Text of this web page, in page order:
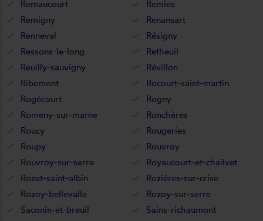
Remaucourt
Remies
Remigny
Renansart
Renneval
Résigny
Ressons-le-long
Retheuil
Reuilly-sauvigny
Révillon
Ribemont
Rocourt-saint-martin
Rogécourt
Rogny
Romeny-sur-marne
Ronchères
Roucy
Rougeries
Roupy
Rouvroy
Rouvroy-sur-serre
Royaucourt-et-chailvet
Rozet-saint-albin
Rozières-sur-crise
Rozoy-bellevalle
Rozoy-sur-serre
Saconin-et-breuil
Sains-richaumont